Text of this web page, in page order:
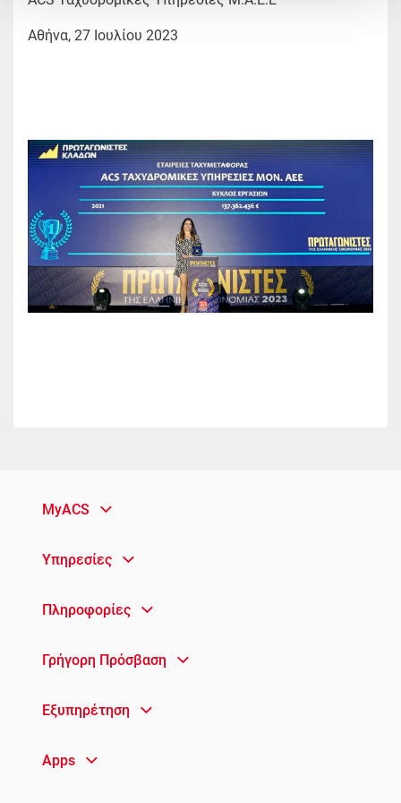
Αθήνα, 27 Ιουλίου 2023
MyACS
Υπηρεσίες
Πληροφορίες
Γρήγορη Πρόσβαση
Εξυπηρέτηση
Apps